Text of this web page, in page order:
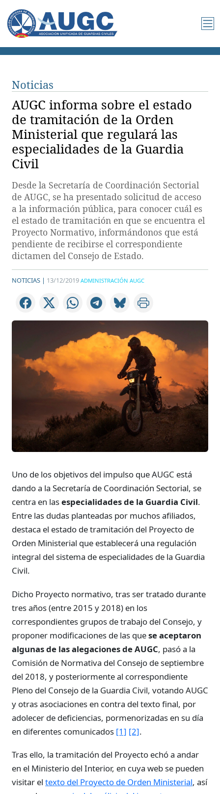
Noticias
AUGC informa sobre el estado
de tramitación de la Orden
Ministerial que regulará las
especialidades de la Guardia
Civil
Desde la Secretaría de Coordinación Sectorial
de AUGC, se ha presentado solicitud de acceso
a la información pública, para conocer cuál es
el estado de tramitación en que se encuentra el
Proyecto Normativo, informándonos que está
pendiente de recibirse el correspondiente
dictamen del Consejo de Estado.
NOTICIAS | 13/12/2019 ADMINISTRACIÓN AUGC
Uno de los objetivos del impulso que AUGC está
dando a la Secretaría de Coordinación Sectorial, se
centra en lasespecialidadesde la Guardia Civil.
Entre las dudas planteadas por muchos afiliados,
destaca el estado de tramitación del Proyecto de
Orden Ministerial que establecerá una regulación
integral del sistema de especialidades de la Guardia
Civil.
Dicho Proyecto normativo, tras ser tratado durante
tres años (entre 2015 y 2018) en los
correspondientes grupos de trabajo del Consejo, y
proponer modificaciones de las quese aceptaron
algunas de las alegaciones de AUGC, pasó a la
Comisión de Normativa del Consejo de septiembre
del 2018, y posteriormente al correspondiente
Pleno del Consejo de la Guardia Civil, votando AUGC
y otras asociaciones en contra del texto final, por
adolecer de deficiencias, pormenorizadas en su día
en diferentes comunicados [1] [2].
Tras ello, la tramitación del Proyecto echó a andar
en el Ministerio del Interior, en cuya web se pueden
visitar el texto del Proyecto de Orden Ministerial, así